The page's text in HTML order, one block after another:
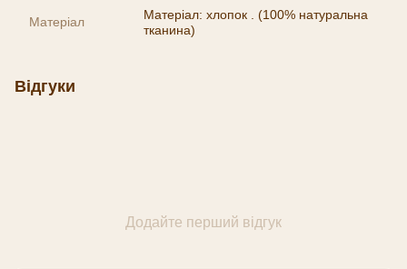
Матеріал
Матеріал: хлопок . (100% натуральна
тканина)
Відгуки
Додайте перший відгук